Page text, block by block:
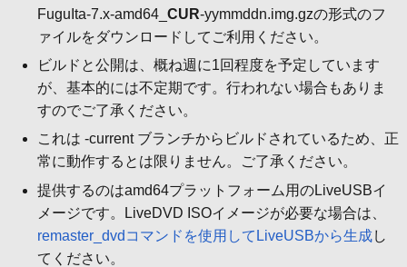
FuguIta-7.x-amd64_ CUR-yymmddn.img.gzの形式のフ
ァイルをダウンロードしてご利用ください。
ビルドと公開は、概ね週に1回程度を予定しています
が、基本的には不定期です。行われない場合もありま
すのでご了承ください。
これは -current ブランチからビルドされているため、正
常に動作するとは限りません。ご了承ください。
提供するのはamd64プラットフォーム用のLiveUSBイ
メージです。LiveDVD ISOイメージが必要な場合は、
remaster_dvdコマンドを使用してLiveUSBから生成し
てください。